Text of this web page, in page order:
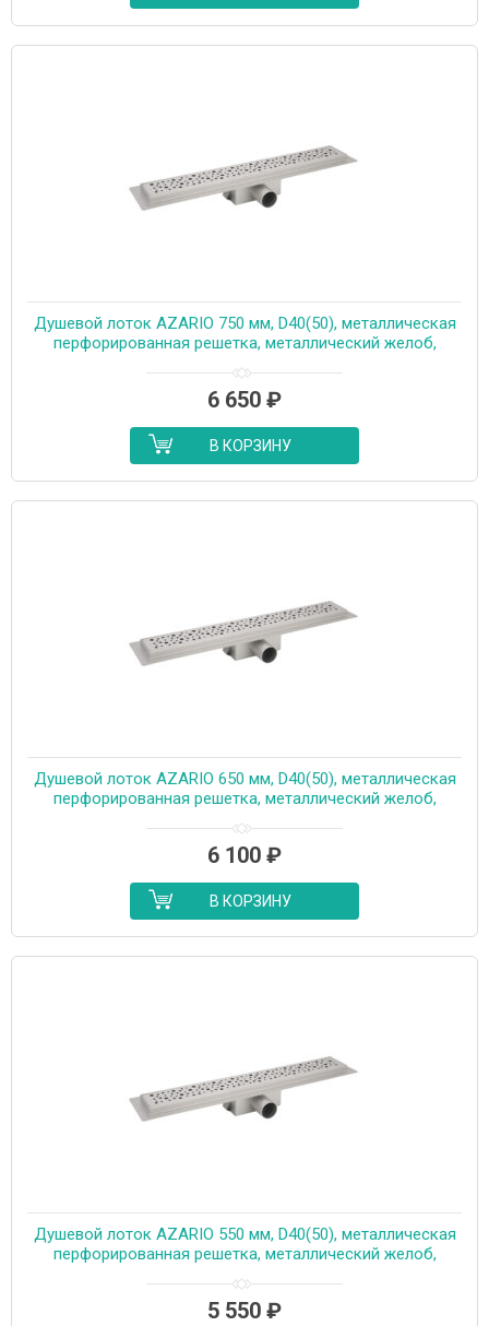
Душевой лоток AZARIO 750 мм, D40(50), металлическая
перфорированная решетка, металлический желоб,
6 650 ₽
В КОРЗИНУ
Душевой лоток AZARIO 650 мм, D40(50), металлическая
перфорированная решетка, металлический желоб,
6 100 ₽
В КОРЗИНУ
Душевой лоток AZARIO 550 мм, D40(50), металлическая
перфорированная решетка, металлический желоб,
5 550 ₽